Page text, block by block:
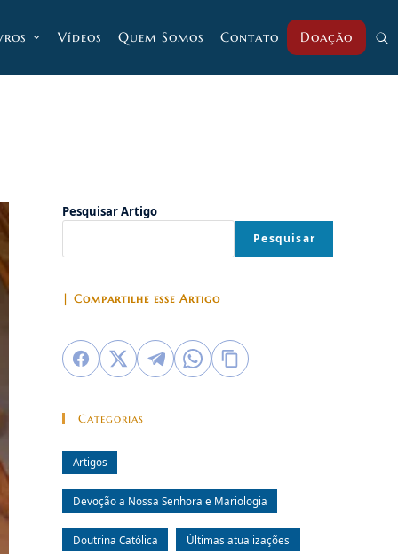
Vídeos Quem Somos Contato Doação
Pesquisar Artigo
Pesquisar
| Compartilhe esse Artigo
Categorias
Artigos
Devoção a Nossa Senhora e Mariologia
Doutrina Católica Últimas atualizações